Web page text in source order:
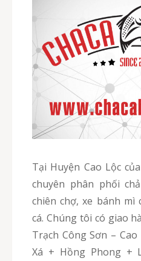
Tại Huyện Cao Lộc của Lạng Sơn, chúng tôi
chuyên phân phối
chiên chợ, xe bánh mì
cá. Chúng tôi có giao
Trạch Công Sơn –
Xá + Hồng Phong +